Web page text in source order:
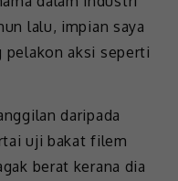
lalu, impian saya
pelakon aksi seperti
daripada
uji bakat filem
berat kerana dia